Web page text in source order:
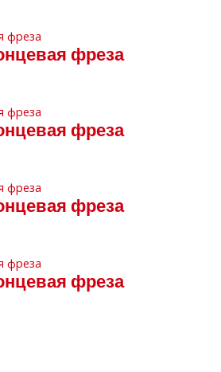
фреза
фреза
фреза
фреза
фреза
фреза
фреза
фреза